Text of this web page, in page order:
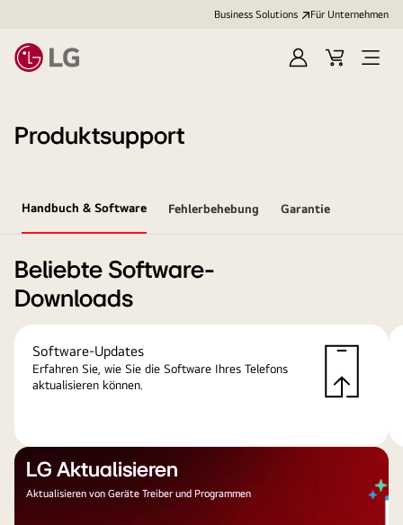
Business Solutions Für Unternehmen
Anmelden
Cart
Open
Produktsupport
Handbuch & Software Fehlerbehebung Garantie
Beliebte Software-
Downloads
Software-Updates
Erfahren Sie, wie Sie die Software Ihres Telefons
aktualisieren können.
LG Aktualisieren
Aktualisieren von Geräte Treiber und Programmen